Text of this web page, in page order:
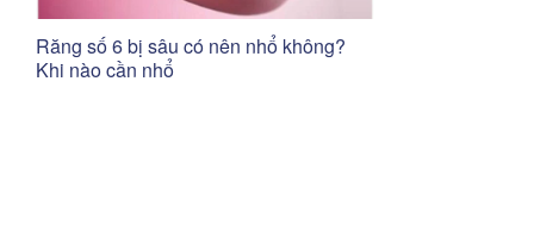
Răng số 6 bị sâu có nên nhổ không?
Khi nào cần nhổ